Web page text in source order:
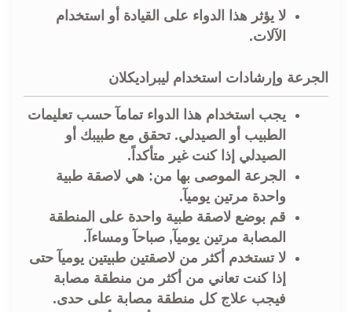
لا يؤثر هذا الدواء على القيادة أو استخدام
الآلات.
الجرعة وإرشادات استخدام ليبراديكلان
يجب استخدام هذا الدواء تمامآ حسب تعليمات
الطبيب أو الصيدلي. تحقق مع طبيبك أو
الصيدلي إذا كنت غير متأكداً.
الجرعة الموصى بها من: هي لاصقة طبية
واحدة مرتين يوميآ.
قم بوضع لاصقة طبية واحدة على المنطقة
المصابة مرتين يوميآ, صباحآ ومساءآ.
لا تستخدم أكثر من لاصقتين طبيتين يوميآ حتى
إذا كنت تعاني من أكثر من منطقة مصابة
فيجب علاج كل منطقة مصابة على حدى.